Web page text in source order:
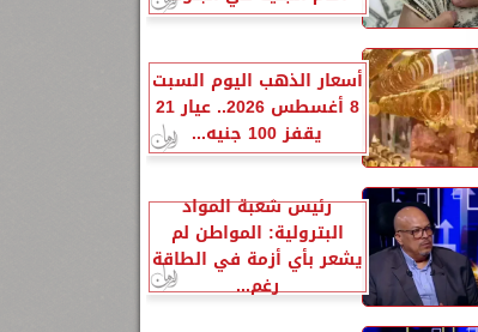
أسعار الذهب اليوم السبت
8 أغسطس 2026.. عيار 21
يقفز 100 جنيه...
رئيس شعبة المواد
البترولية: المواطن لم
يشعر بأي أزمة في الطاقة
رغم...